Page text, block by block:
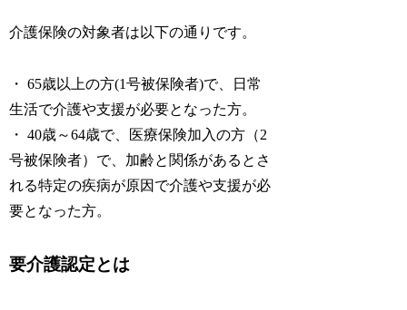
介護保険の対象者は以下の通りです。
・ 65歳以上の方(1号被保険者)で、日常
生活で介護や支援が必要となった方。
・ 40歳～64歳で、医療保険加入の方（2
号被保険者）で、加齢と関係があるとさ
れる特定の疾病が原因で介護や支援が必
要となった方。
要介護認定とは